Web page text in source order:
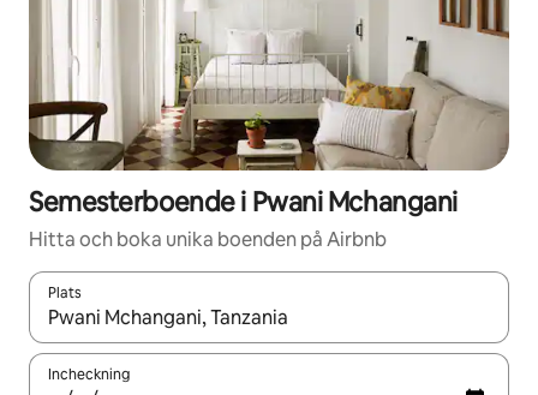
Semesterboende i Pwani Mchangani
Hitta och boka unika boenden på Airbnb
Plats
När resultaten är tillgängliga kan du navigera med upp- och
Incheckning